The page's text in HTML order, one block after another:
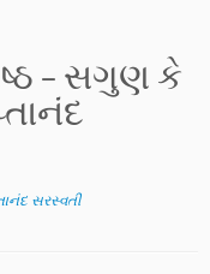
– સગુણ કે
સરસ્વતી